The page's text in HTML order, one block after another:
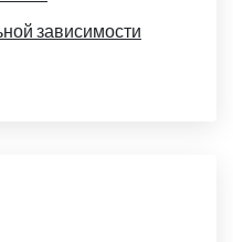
зависимости